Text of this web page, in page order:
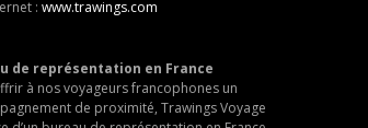
: www.trawings.com
de représentation en France
à nos voyageurs francophones un
de proximité, Trawings Voyage